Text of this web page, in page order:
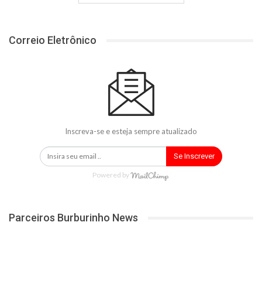
Correio Eletrônico
Inscreva-se e esteja sempre atualizado
Se Inscrever
Powered by
Parceiros Burburinho News